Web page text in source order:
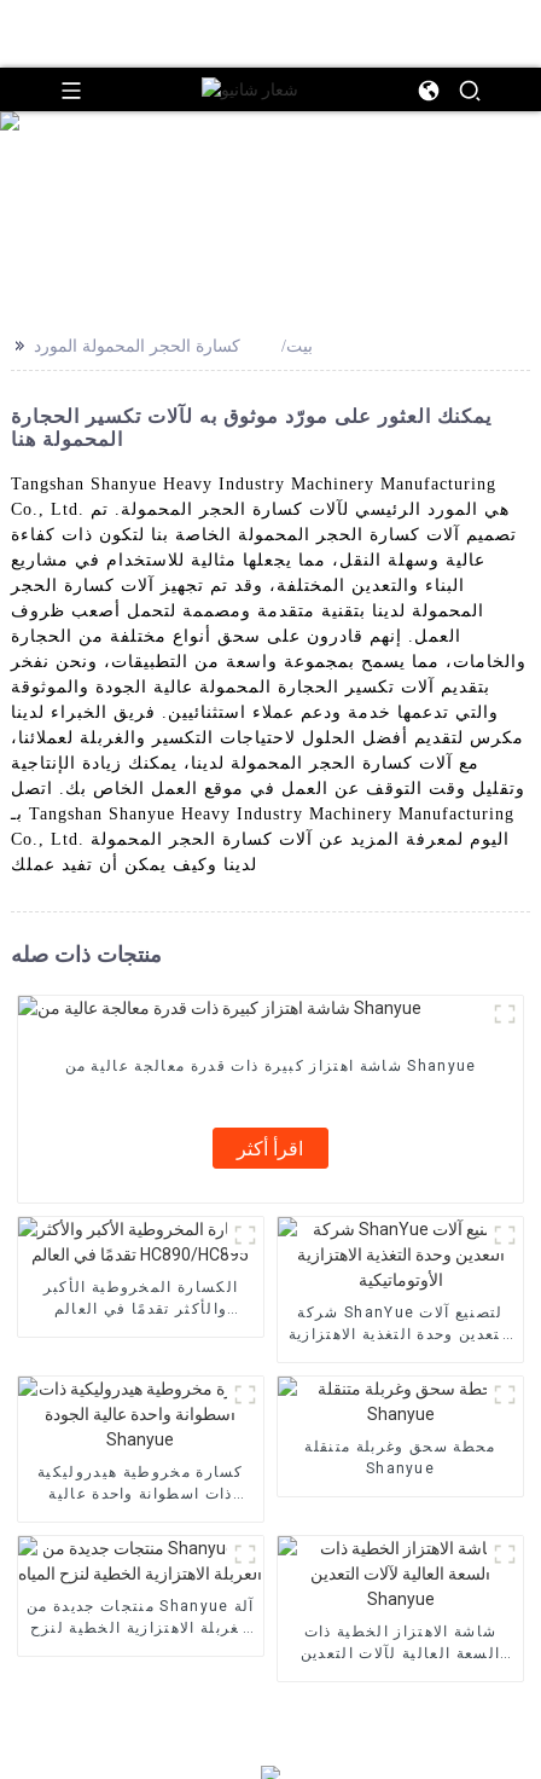
>> بيت كسارة الحجر المحمولة المورد
يمكنك العثور على مورّد موثوق به لآلات تكسير الحجارة
المحمولة هنا
Tangshan Shanyue Heavy Industry Machinery Manufacturing
Co., Ltd. هي المورد الرئيسي لآلات كسارة الحجر المحمولة. تم
تصميم آلات كسارة الحجر المحمولة الخاصة بنا لتكون ذات كفاءة
عالية وسهلة النقل، مما يجعلها مثالية للاستخدام في مشاريع
البناء والتعدين المختلفة، وقد تم تجهيز آلات كسارة الحجر
المحمولة لدينا بتقنية متقدمة ومصممة لتحمل أصعب ظروف
العمل. إنهم قادرون على سحق أنواع مختلفة من الحجارة
والخامات، مما يسمح بمجموعة واسعة من التطبيقات، ونحن نفخر
بتقديم آلات تكسير الحجارة المحمولة عالية الجودة والموثوقة
والتي تدعمها خدمة ودعم عملاء استثنائيين. فريق الخبراء لدينا
مكرس لتقديم أفضل الحلول لاحتياجات التكسير والغربلة لعملائنا،
مع آلات كسارة الحجر المحمولة لدينا، يمكنك زيادة الإنتاجية
وتقليل وقت التوقف عن العمل في موقع العمل الخاص بك. اتصل
بـ Tangshan Shanyue Heavy Industry Machinery Manufacturing
Co., Ltd. اليوم لمعرفة المزيد عن آلات كسارة الحجر المحمولة
لدينا وكيف يمكن أن تفيد عملك
منتجات ذات صله
شاشة اهتزاز كبيرة ذات قدرة معالجة عالية من Shanyue
اقرأ أكثر
الكسارة المخروطية الأكبر
والأكثر تقدمًا في العالم
شركة ShanYue لتصنيع آلات
التعدين وحدة التغذية الاهتزازية
كسارة مخروطية هيدروليكية
ذات اسطوانة واحدة عالية
محطة سحق وغربلة متنقلة
Shanyue
منتجات جديدة من Shanyue آلة
الغربلة الاهتزازية الخطية لنزح
شاشة الاهتزاز الخطية ذات
السعة العالية لآلات التعدين